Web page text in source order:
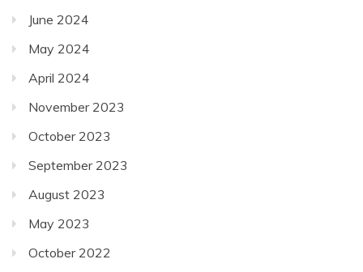
June 2024
May 2024
April 2024
November 2023
October 2023
September 2023
August 2023
May 2023
October 2022